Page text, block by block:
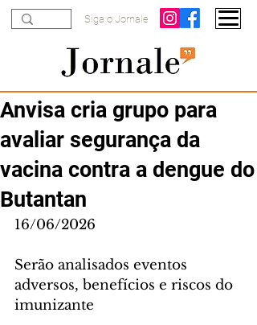
Siga o Jornale
Anvisa cria grupo para
avaliar segurança da
vacina contra a dengue do
Butantan
16/06/2026
Serão analisados eventos
adversos, benefícios e riscos do
imunizante